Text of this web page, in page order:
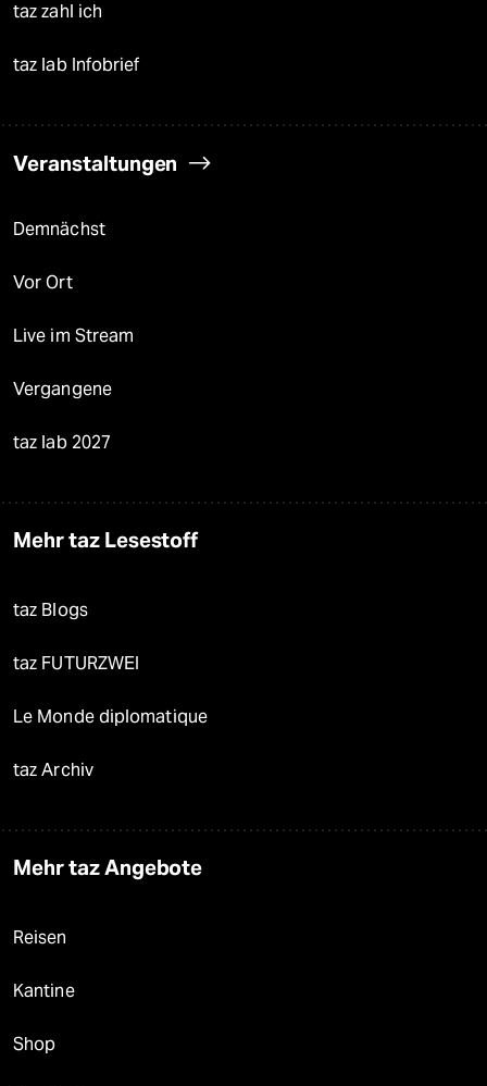
taz zahl ich
taz lab Infobrief
Veranstaltungen
Demnächst
Vor Ort
Live im Stream
Vergangene
taz lab 2027
Mehr taz Lesestoff
taz Blogs
taz FUTURZWEI
Le Monde diplomatique
taz Archiv
Mehr taz Angebote
Reisen
Kantine
Shop